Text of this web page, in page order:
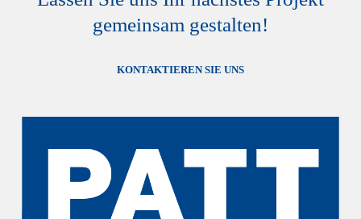
gemeinsam gestalten!
KONTAKTIEREN SIE UNS